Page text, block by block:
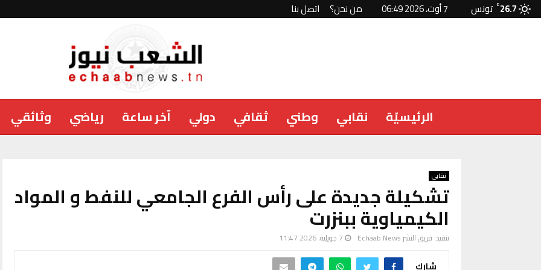
26.7
C تونس 7 أوت، 2026 06:49 من نحن؟ اتصل بنا
الرئيسيّة نقابي وطني ثقافي دولي آخر ساعة رياضي وثائقي
نقابي
تشكيلة جديدة على رأس الفرع الجامعي للنفط و المواد
الكيمياوية ببنزرت
تنفيذ: فريق النشر Echaab News 7 جويلية، 2026 11:47
شارك